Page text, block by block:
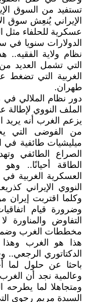
تستفيد من السوق
الإيراني يُنعِش سوق
عسكرية للحلفاء مثل
الدولارات سنويا في
نظام ولاية الفقيه..
التي تشمل العديد
الغربية التي تضغط
طهران.
دور نظام الملالي
الملف النووي لإطالة
يزعم الغرب أنه يريد
من الفوضى التي
ميليشيات طائفية في
الصراع الطائفي
الطاقة أحيانًا..
العسكرية الغربية
النووي الإيراني
وكلما اقتربت إيران
وضرورة قيام
التفاوض والمناورة
مخططات الغرب
هذا هو الغرب وهذا
الدكتاتوري
باحثا عن حلول لما
وعالمية نجد أن
ومتجاهلا لما يطرحه
السيدة مريم رجوي